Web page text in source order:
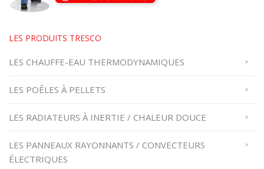
LES PRODUITS TRESCO
LES CHAUFFE-EAU THERMODYNAMIQUES
LES POÊLES À PELLETS
LES RADIATEURS À INERTIE / CHALEUR DOUCE
LES PANNEAUX RAYONNANTS / CONVECTEURS
ÉLECTRIQUES